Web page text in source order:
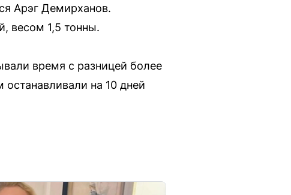
Арэг Демирханов.
весом 1,5 тонны.
время с разницей более
останавливали на 10 дней